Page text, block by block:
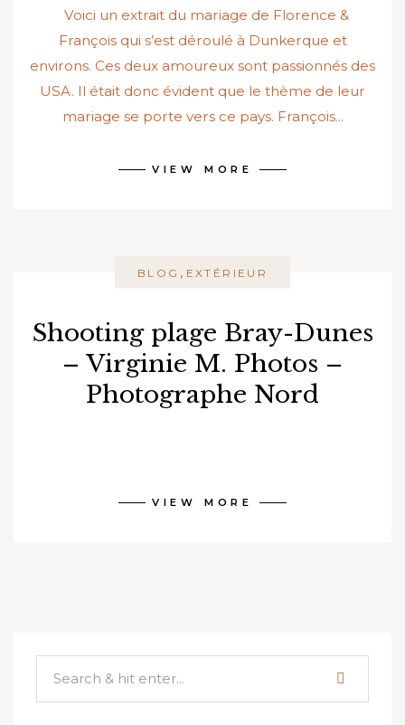
Voici un extrait du mariage de Florence &
François qui s’est déroulé à Dunkerque et
environs. Ces deux amoureux sont passionnés des
USA. Il était donc évident que le thème de leur
mariage se porte vers ce pays. François...
VIEW MORE
BLOG , EXTÉRIEUR
Shooting plage Bray-Dunes
– Virginie M. Photos –
Photographe Nord
VIEW MORE